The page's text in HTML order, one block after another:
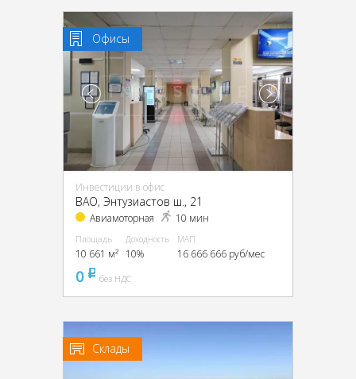
Офисы
Инвестиции в офис
ВАО, Энтузиастов ш., 21
Авиамоторная 10 мин
Площадь
10 661 м²
Доходность
10%
МАП
16 666 666 руб/мес
0 pуббез НДС
Склады